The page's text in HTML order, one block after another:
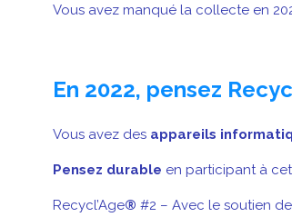
Vous avez manqué la collecte en
En 2022, pensez
Vous avez des appareils
Pensez durable en participant à
Recycl’Age® #2 – Avec le soutien